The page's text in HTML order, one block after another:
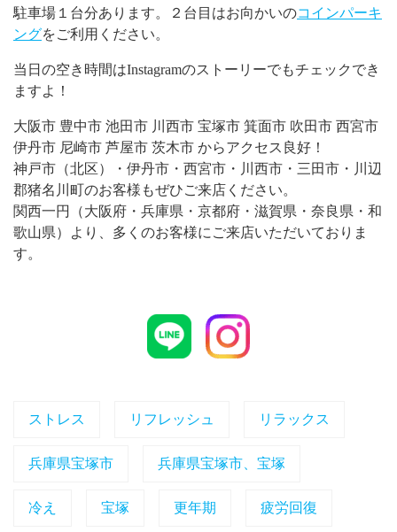
駐車場１台分あります。２台目はお向かいのコインパーキ
ングをご利用ください。
当日の空き時間はInstagramのストーリーでもチェックでき
ますよ！
大阪市 豊中市 池田市 川西市 宝塚市 箕面市 吹田市 西宮市
伊丹市 尼崎市 芦屋市 茨木市 からアクセス良好！
神戸市（北区）・伊丹市・西宮市・川西市・三田市・川辺
郡猪名川町のお客様もぜひご来店ください。
関西一円（大阪府・兵庫県・京都府・滋賀県・奈良県・和
歌山県）より、多くのお客様にご来店いただいておりま
す。
ストレス リフレッシュ リラックス
兵庫県宝塚市 兵庫県宝塚市、宝塚
冷え 宝塚 更年期 疲労回復